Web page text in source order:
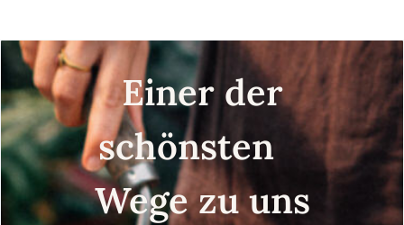
Einer der
schönsten
Wege zu uns